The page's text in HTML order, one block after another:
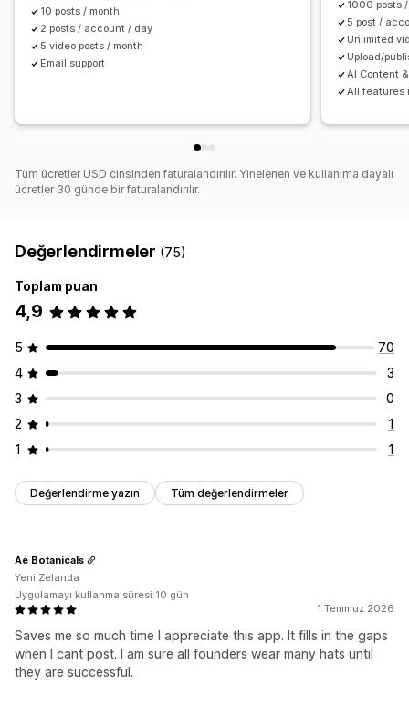
10 posts / month
2 posts / account / day
5 video posts / month
Email support
1000 posts
5 post /
Unlimited
Upload/
AI Content
All features
Tüm ücretler USD cinsinden faturalandırılır. Yinelenen ve kullanıma dayalı
ücretler 30 günde bir faturalandırılır.
Değerlendirmeler (75)
Toplam puan
4,9
5
70
4
3
3
0
2
1
1
1
Değerlendirme yazın Tüm değerlendirmeler
1 Temmuz 2026
Saves me so much time I appreciate this app. It fills in the gaps
when I cant post. I am sure all founders wear many hats until
they are successful.
Ae Botanicals
Yeni Zelanda
Uygulamayı kullanma süresi:10 gün